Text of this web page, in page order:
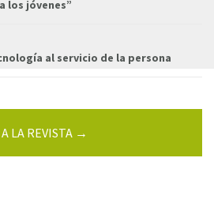
los jóvenes”
al servicio de la persona
LA REVISTA →